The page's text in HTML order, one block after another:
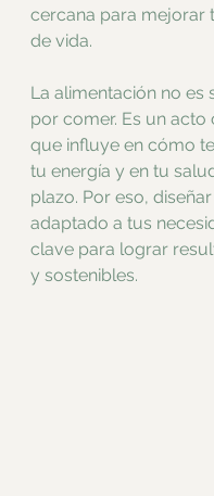
cercana para mejorar
de vida.
La alimentación no es
por comer. Es un acto
que influye en cómo
tu energía y en tu
plazo. Por eso,
adaptado a tus
clave para lograr
y sostenibles.